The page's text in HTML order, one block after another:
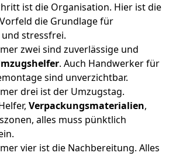
ist die Organisation. Hier ist die
die Grundlage für
stressfrei.
zwei sind zuverlässige und
. Auch Handwerker für
sind unverzichtbar.
drei ist der Umzugstag.
Verpackungsmaterialien,
alles muss pünktlich
vier ist die Nachbereitung. Alles